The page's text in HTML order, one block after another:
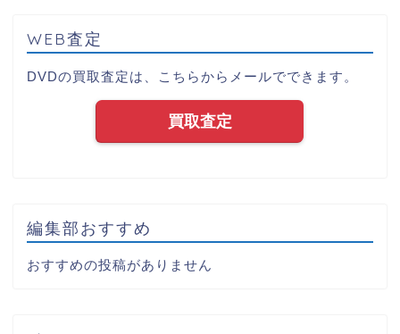
WEB査定
DVDの買取査定は、こちらからメールでできます。
買取査定
編集部おすすめ
おすすめの投稿がありません